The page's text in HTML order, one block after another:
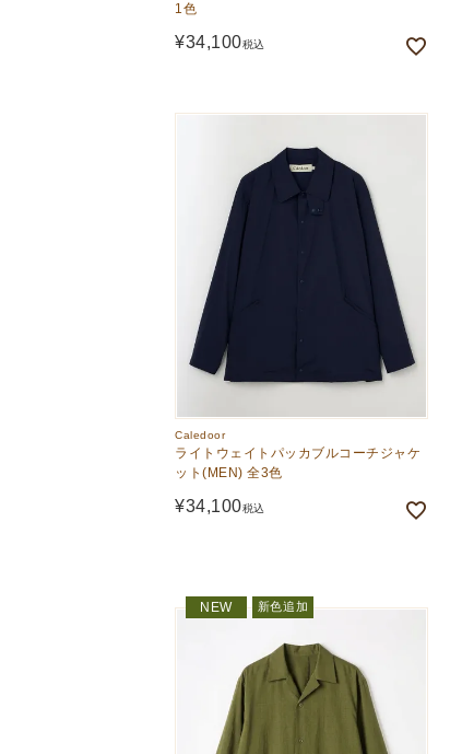
1色
¥34,100税込
Caledoor
ライトウェイトパッカブルコーチジャケ
ット(MEN) 全3色
¥34,100税込
NEW 新色追加